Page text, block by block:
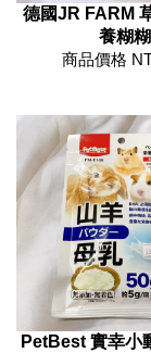
德國JR FARM
養糊糊
商品價格
PetBest 實幸小